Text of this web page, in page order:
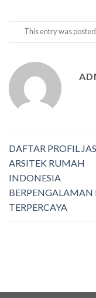
This entry was
DAFTAR PROFIL
ARSITEK RUMAH
INDONESIA
BERPENGALAMAN
TERPERCAYA